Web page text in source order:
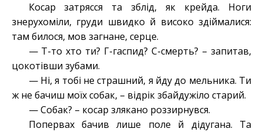
Косар затрясся та зблід, як крейда. Ноги
знерухоміли, груди швидко й високо здіймалися:
там билося, мов загнане, серце.
— Т-то хто ти? Г-гаспид? С-смерть? – запитав,
цокотівши зубами.
— Ні, я тобі не страшний, я йду до мельника. Ти
ж не бачиш моїх собак, – відрік збайдужіло старий.
— Собак? – косар злякано роззирнувся.
Попервах бачив лише поле й дідугана. Та